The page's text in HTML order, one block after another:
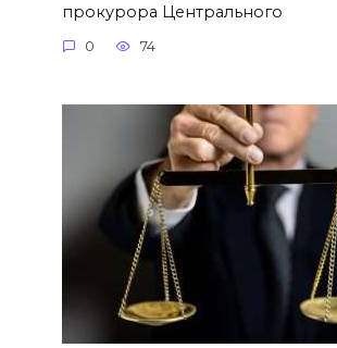
прокурора Центрального
0 74